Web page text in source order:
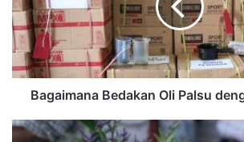
Bagaimana Bedakan Oli Palsu